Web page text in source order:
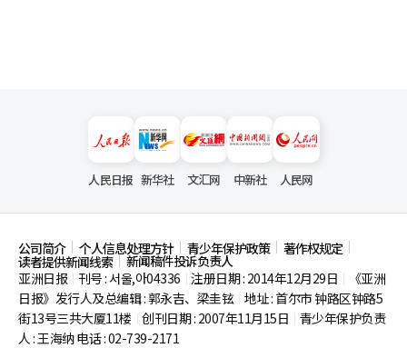
人民日报 新华社 文汇网 中新社 人民网
公司简介 个人信息处理方针 青少年保护政策 著作权规定
读者提供新闻线索
新闻稿件投诉负责人
亚洲日报
刊号 : 서울,아04336 注册日期 : 2014年12月29日
《亚洲
日报》发行人及总编辑 : 郭永吉、梁圭铉 地址 : 首尔市钟路区钟路5
街13号三共大厦11楼 创刊日期 : 2007年11月15日
青少年保护负责
人 : 王海纳 电话 : 02-739-2171